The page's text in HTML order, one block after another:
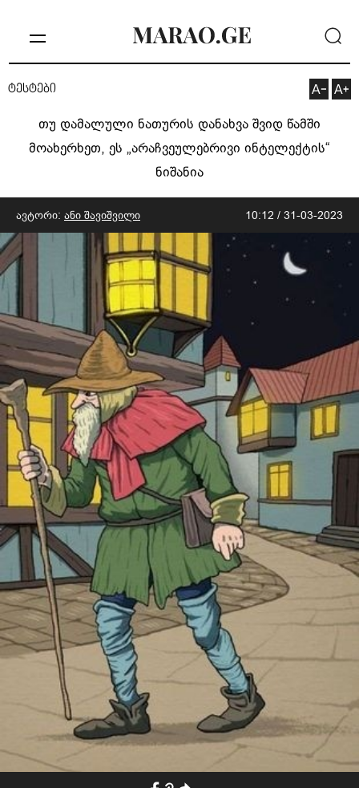
ტესტები
თუ დამალული ნათურის დანახვა შვიდ წამში
მოახერხეთ, ეს „არაჩვეულებრივი ინტელექტის“
ნიშანია
ავტორი: ანი შავიშვილი 10:12 / 31-03-2023